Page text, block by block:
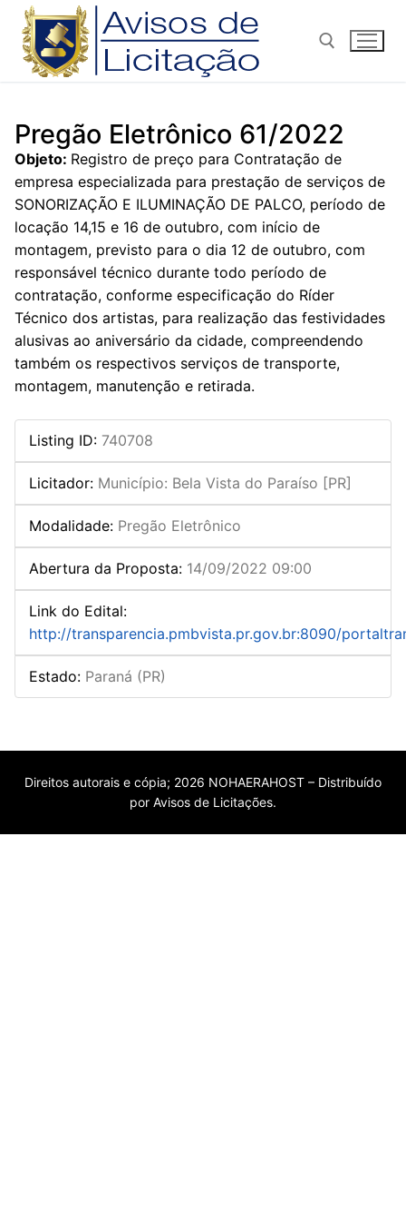
Pular
para
conteúdo
Pregão Eletrônico 61/2022
Objeto: Registro de preço para Contratação de
empresa especializada para prestação de serviços de
SONORIZAÇÃO E ILUMINAÇÃO DE PALCO, período de
locação 14,15 e 16 de outubro, com início de
montagem, previsto para o dia 12 de outubro, com
responsável técnico durante todo período de
contratação, conforme especificação do Ríder
Técnico dos artistas, para realização das festividades
alusivas ao aniversário da cidade, compreendendo
também os respectivos serviços de transporte,
montagem, manutenção e retirada.
Listing ID: 740708
Licitador: Município: Bela Vista do Paraíso [PR]
Modalidade: Pregão Eletrônico
Abertura da Proposta: 14/09/2022 09:00
Link do Edital:
http://transparencia.pmbvista.pr.gov.br:8090/
Estado: Paraná (PR)
Direitos autorais e cópia; 2026 NOHAERAHOST – Distribuído
por Avisos de Licitações.